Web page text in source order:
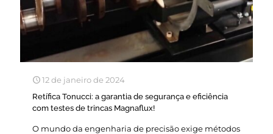
12 de janeiro de 2024
Retífica Tonucci: a garantia de segurança e eficiência
com testes de trincas Magnaflux!
O mundo da engenharia de precisão exige métodos